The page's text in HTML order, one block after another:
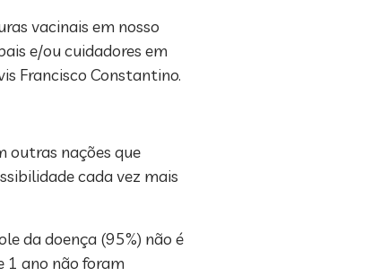
vacinais em nosso
e/ou cuidadores em
Francisco Constantino.
outras nações que
cada vez mais
da doença (95%) não é
1 ano não foram